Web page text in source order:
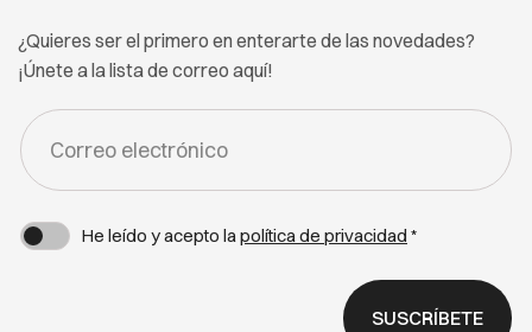
¿Quieres ser el primero en enterarte de las novedades?
¡Únete a la lista de correo aquí!
FORM
-
NEWSLETTER
He leído y acepto la política de privacidad *
SUSCRÍBETE